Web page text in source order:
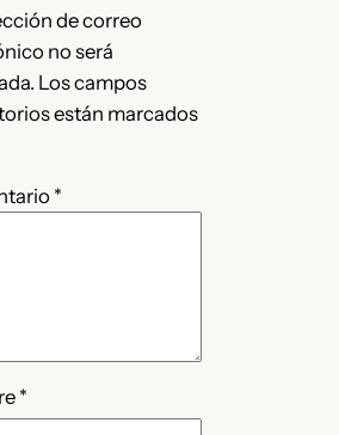
de correo
no será
Los campos
están marcados
*
*